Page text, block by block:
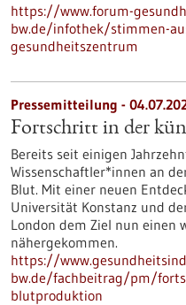
https://www.forum-
bw.de/infothek/stimmen-
gesundheitszentrum
Pressemitteilung -
Fortschritt in der
Bereits seit einigen
Wissenschaftler*innen an
Blut. Mit einer neuen
Universität Konstanz und
London dem Ziel nun einen
nähergekommen.
https://
bw.de/fachbeitrag/pm/
blutproduktion